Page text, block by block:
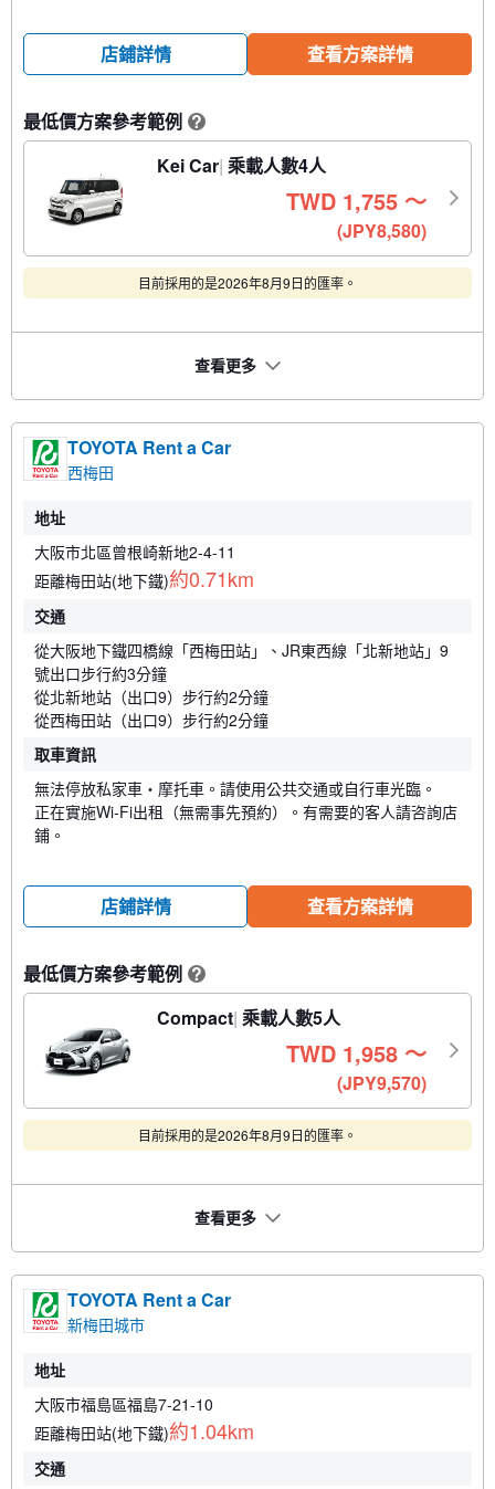
店鋪詳情 查看方案詳情
最低價方案參考範例 ?
Kei Car 乘載人數4人
TWD 1,755 〜
(JPY8,580)
目前採用的是2026年8月9日的匯率。
查看更多
TOYOTA Rent a Car
西梅田
地址
大阪市北區曾根崎新地2-4-11
距離梅田站(地下鐵)約0.71km
交通
從大阪地下鐵四橋線「西梅田站」、JR東西線「北新地站」9
號出口步行約3分鐘
從北新地站（出口9）步行約2分鐘
從西梅田站（出口9）步行約2分鐘
取車資訊
無法停放私家車・摩托車。請使用公共交通或自行車光臨。
正在實施Wi-Fi出租（無需事先預約）。有需要的客人請咨詢店
鋪。
店鋪詳情 查看方案詳情
最低價方案參考範例 ?
Compact 乘載人數5人
TWD 1,958 〜
(JPY9,570)
目前採用的是2026年8月9日的匯率。
查看更多
TOYOTA Rent a Car
新梅田城市
地址
大阪市福島區福島7-21-10
距離梅田站(地下鐵)約1.04km
交通